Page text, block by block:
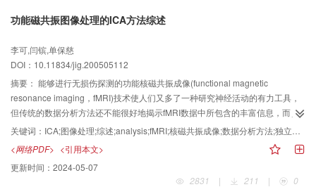
工程研究在中国强劲的快速发展势头。另外，借此综述系列发表10年之际，还
载图像工程文献的详细分类情况，压缩编码和图像分割文献数量的对比情况以
及前后两个5年各类文献数量的比较情况进行了统计分析，以进一步揭示图像工
程研究和应用近10年的发展动态和趋势。
功能磁共振图像处理的ICA方法综述
李可,闫镔,单保慈
DOI：10.11834/jig.200505112
摘要： 能够进行无损伤探测的功能核磁共振成像(functional magnetic
resonance imaging，fMRI)技术使人们又多了一种研究神经活动的有力工具，
但传统的数据分析方法还不能很好地揭示fMRI数据中所包含的丰富信息，而独
立分量分析(indepenctent component analysis，ICA)作为一种新近出现的数据
处理方法，则不仅可以从fMRI数据分析中得出一些传统方法所未发现的结果，
并且这种方法不需要传统方法的那种预先假设的先验模型，只依赖于数据本身
即可提取其中所包含的信息。为了使人们对这一技术有一概略了解，首先对ICA
关键词： ICA;图像处理;综述;analysis;fMRI;核磁共振成像;数据分析方法;独立分量分析;数据处理方法;传统方法;损伤探测;神经活动;先验模型;基本原理;发展趋势;发展潜力;技术;信息;算法
<网络PDF> <引用本文>
更新时间： 2024-05-07
2831
| 211 | 0